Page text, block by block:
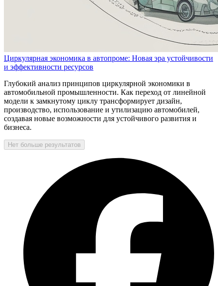
Циркулярная экономика в автопроме: Новая эра устойчивости
и эффективности ресурсов
Глубокий анализ принципов циркулярной экономики в
автомобильной промышленности. Как переход от линейной
модели к замкнутому циклу трансформирует дизайн,
производство, использование и утилизацию автомобилей,
создавая новые возможности для устойчивого развития и
бизнеса.
Нет больше результатов